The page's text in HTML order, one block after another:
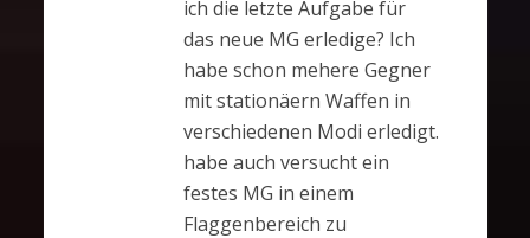
ich die letzte Aufgabe für
das neue MG erledige? Ich
habe schon mehere Gegner
mit stationäern Waffen in
verschiedenen Modi erledigt.
habe auch versucht ein
festes MG in einem
Flaggenbereich zu